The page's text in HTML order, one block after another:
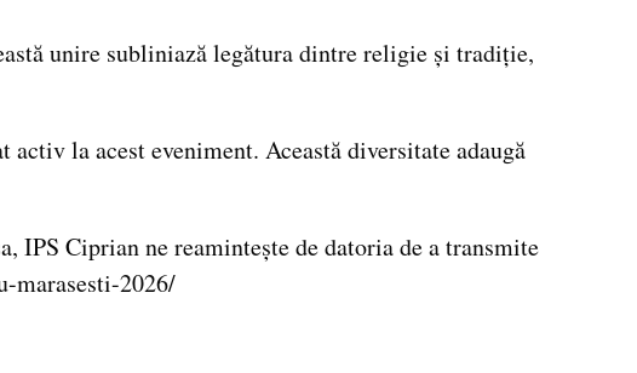
unire subliniază legătura dintre religie și tradiție,
la acest eveniment. Această diversitate adaugă
IPS Ciprian ne reamintește de datoria de a transmite
marasesti-2026/